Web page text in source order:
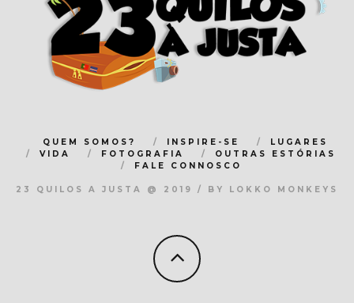
QUEM SOMOS? INSPIRE-SE
LUGARES
VIDA
FOTOGRAFIA
OUTRAS ESTÓRIAS
FALE CONNOSCO
23 QUILOS A JUSTA @ 2019 / BY LOKKO MONKEYS